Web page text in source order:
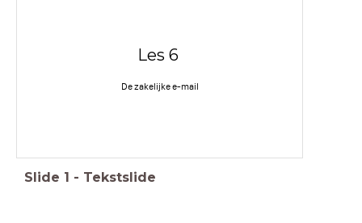
Les 6
De zakelijke e-mail
Slide 1 - Tekstslide